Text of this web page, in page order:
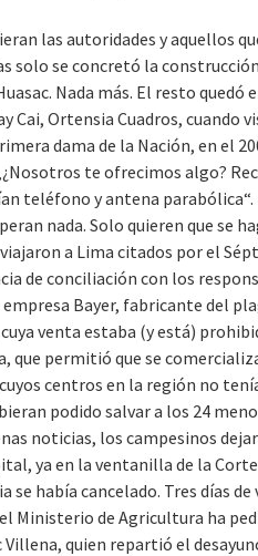
las autoridades y aquellos
solo se concretó la
Nada más. El resto quedó
Cai, Ortensia Cuadros, cuando
dama de la Nación, en el
te ofrecimos algo?
teléfono y antena parabólica“.
nada. Solo quieren que se
a Lima citados por el
de conciliación con los
Bayer, fabricante del
venta estaba (y está)
que permitió que se
centros en la región no
podido salvar a los 24
noticias, los campesinos
ya en la ventanilla de la
se había cancelado. Tres días de
Ministerio de Agricultura ha
Villena, quien repartió el